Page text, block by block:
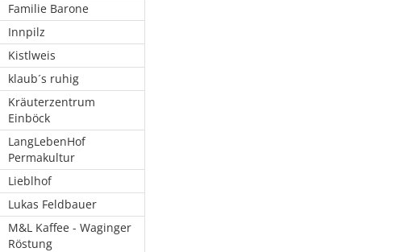
Familie Barone
Innpilz
Kistlweis
klaub´s ruhig
Kräuterzentrum
Einböck
LangLebenHof
Permakultur
Lieblhof
Lukas Feldbauer
M&L Kaffee - Waginger
Röstung